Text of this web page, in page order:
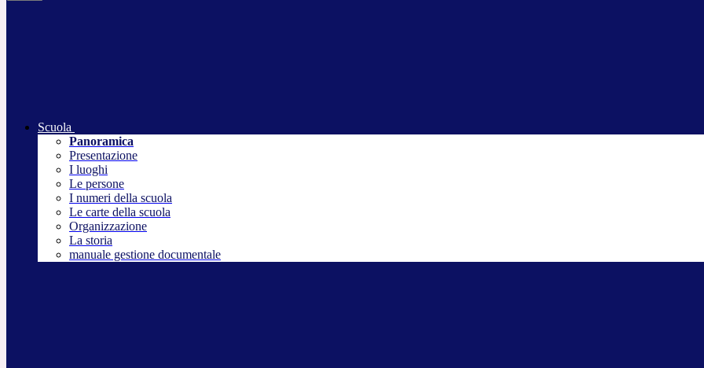
Scuola
Panoramica
Presentazione
I luoghi
Le persone
I numeri della scuola
Le carte della scuola
Organizzazione
La storia
manuale gestione documentale